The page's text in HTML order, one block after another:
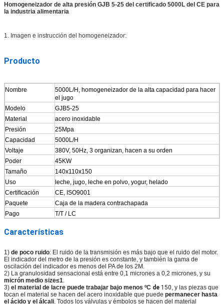
Homogeneizador de alta presión GJB 5-25 del certificado 5000L del CE para
la industria alimentaria
1. Imagen e instrucción del homogeneizador:
Producto
Nombre
5000L/H, homogeneizador de la alta capacidad para hacer
el jugo
Modelo
GJB5-25
Material
acero inoxidable
Presión
25Mpa
Capacidad
5000L/H
Voltaje
380V, 50Hz, 3 organizan, hacen a su orden
Poder
45KW
Tamaño
140x110x150
Uso
leche, jugo, leche en polvo, yogur, helado
Certificación
CE, ISO9001
Paquete
Caja de la madera contrachapada
Pago
T/T / LC
Características
1) de poco ruido: El ruido de la transmisión es más bajo que el ruido del motor.
El indicador del metro de la presión es constante, y también la gama de
oscilación del indicador es menos del PA de los 2M.
2) La granulosidad sensacional está entre 0,1 micrones a 0,2 micrones, y su
micrón medio size≤1.
3) el material de lacre puede trabajar bajo menos ºC de 150, y las piezas que
tocan el material se hacen del acero inoxidable que puede permanecer hasta
el ácido y el álcali. Todos los válvulas y émbolos se hacen del material